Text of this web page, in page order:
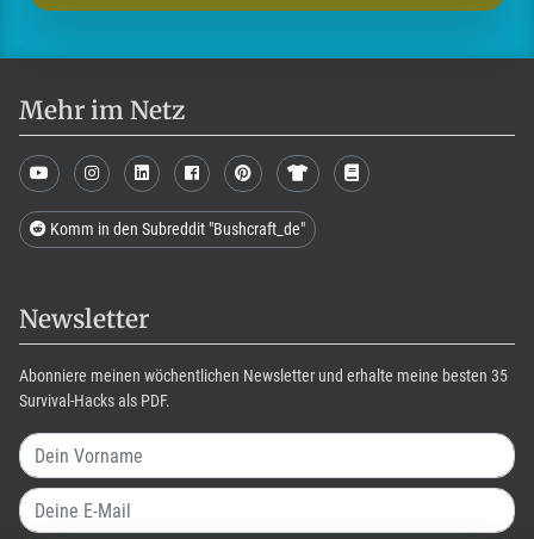
Mehr im Netz
Komm in den Subreddit "Bushcraft_de"
Newsletter
Abonniere meinen wöchentlichen Newsletter und erhalte meine besten 35
Survival-Hacks als PDF.